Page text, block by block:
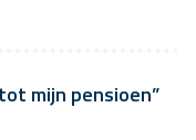
mijn pensioen”